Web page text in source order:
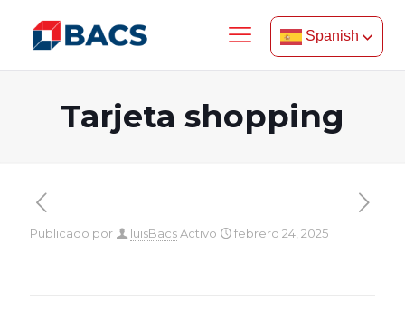
Spanish
Tarjeta shopping
Publicado por luisBacsActivo febrero 24, 2025